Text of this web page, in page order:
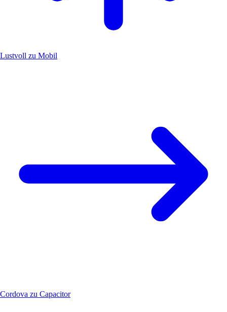
Lustvoll zu Mobil
Cordova zu Capacitor